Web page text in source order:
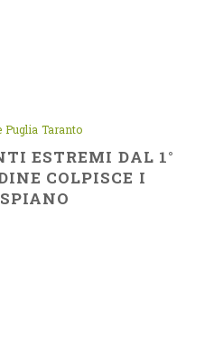
Puglia Taranto
ESTREMI DAL 1°
COLPISCE I